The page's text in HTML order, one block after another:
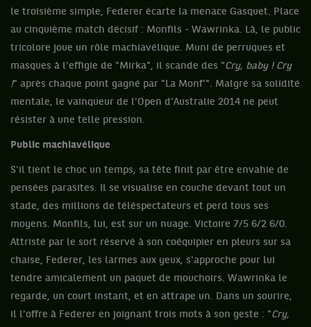
le troisième simple, Federer écarte la menace Gasquet. Place
au cinquième match décisif : Monfils - Wawrinka. Là, le public
tricolore joue un rôle machiavélique. Muni de perruques et
masques à l'effigie de "Mirka", il scande des "Cry, baby ! Cry
!" après chaque point gagné par "La Monf'". Malgré sa solidité
mentale, le vainqueur de l'Open d'Australie 2014 ne peut
résister à une telle pression.
Public machiavélique
S'il tient le choc un temps, sa tête finit par être envahie de
pensées parasites. Il se visualise en couche devant tout un
stade, des millions de téléspectateurs et perd tous ses
moyens. Monfils, lui, est sur un nuage. Victoire 7/5 6/2 6/0.
Attristé par le sort réservé à son coéquipier en pleurs sur sa
chaise, Federer, les larmes aux yeux, s'approche pour lui
tendre amicalement un paquet de mouchoirs. Wawrinka le
regarde, un court instant, et en attrape un. Dans un sourire,
il l'offre à Federer en joignant trois mots à son geste : "Cry,